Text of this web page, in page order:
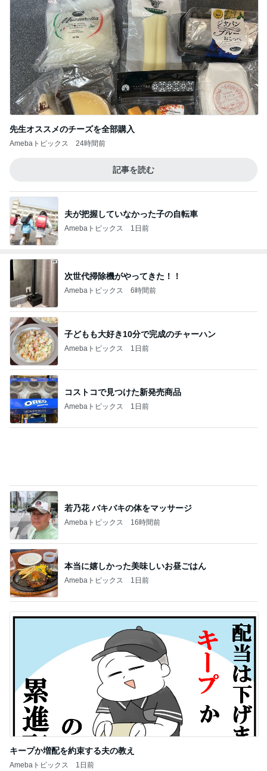
先生オススメのチーズを全部購入
Amebaトピックス 24時間前
記事を読む
夫が把握していなかった子の自転車
Amebaトピックス 1日前
次世代掃除機がやってきた！！
Amebaトピックス 6時間前
子どもも大好き10分で完成のチャーハン
Amebaトピックス 1日前
コストコで見つけた新発売商品
Amebaトピックス 1日前
若乃花 バキバキの体をマッサージ
Amebaトピックス 16時間前
本当に嬉しかった美味しいお昼ごはん
Amebaトピックス 1日前
キープか増配を約束する夫の教え
Amebaトピックス 1日前